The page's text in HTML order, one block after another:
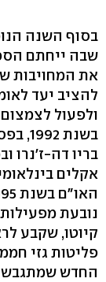
בסוף השנה
שבה ייחתם
את המחויבות
להציב יעד
ולפעול
בשנת
בריו דה-ז'נרו
אקלים
קיוטו, שקבע
פליטות גזי
החדש שמתגבש